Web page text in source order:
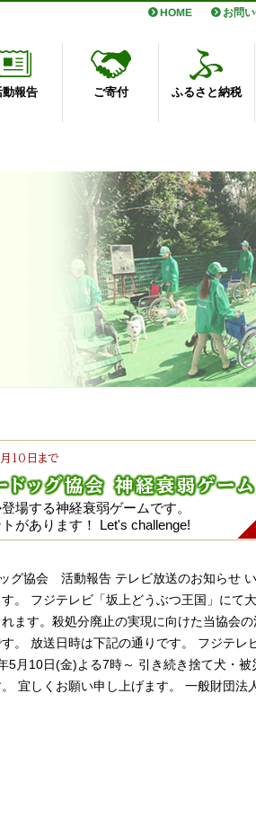
HOME お問
動報告 ご寄付 ふるさと納税
10日まで
ドッグ協会 神経衰弱ゲーム
場する神経衰弱ゲームです。
があります！ Let's challenge!
グ協会 活動報告 テレビ放送のお知らせ
。 フジテレビ「坂上どうぶつ王国」にて
ます。殺処分廃止の実現に向けた当協会
す。 放送日時は下記の通りです。 フジテ
5月10日(金)よる7時～ 引き続き捨て犬・
宜しくお願い申し上げます。 一般財団